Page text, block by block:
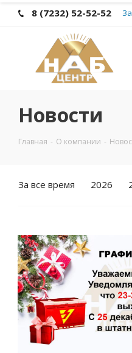
8 (7232) 52-52-52
Новости
Главная - О компании -
За все время 2026